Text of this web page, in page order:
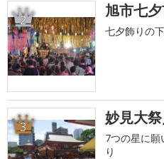
2 旭市七
七夕飾りの
3 妙見大
7つの星に願
り